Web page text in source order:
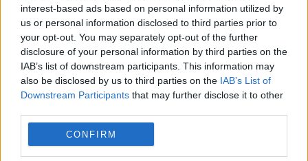
interest-based ads based on personal information utilized by
us or personal information disclosed to third parties prior to
your opt-out. You may separately opt-out of the further
disclosure of your personal information by third parties on the
IAB’s list of downstream participants. This information may
also be disclosed by us to third parties on the IAB’s List of
Downstream Participants that may further disclose it to other
CONFIRM
andrei cristea andrei ivan
Constantin Budescu Cornel Penescu
gigi becali poli timisoara